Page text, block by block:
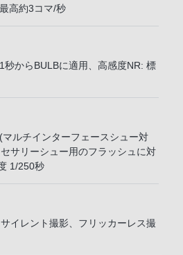
高約3コマ/秒
秒からBULBに適用、高感度NR: 標
ルチインターフェースシュー対
サリーシュー用のフラッシュに対
1/250秒
イレント撮影、フリッカーレス撮